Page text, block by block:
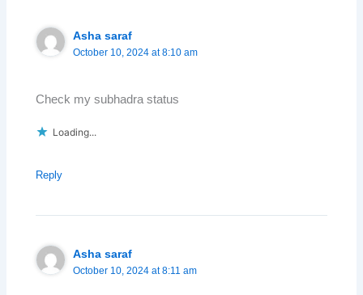
Asha saraf
October 10, 2024 at 8:10 am
Check my subhadra status
Loading...
Reply
Asha saraf
October 10, 2024 at 8:11 am